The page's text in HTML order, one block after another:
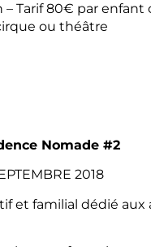
– Tarif 80€ par enfant
ou théâtre
Nomade #2
2018
et familial dédié aux